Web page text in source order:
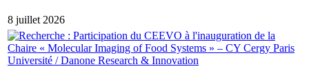
8 juillet 2026